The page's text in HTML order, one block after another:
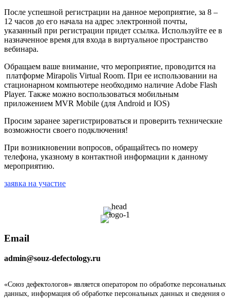
После успешной регистрации на данное мероприятие, за 8 –
12 часов до его начала на адрес электронной почты,
указанный при регистрации придет ссылка. Используйте ее в
назначенное время для входа в виртуальное пространство
вебинара.
Обращаем ваше внимание, что мероприятие, проводится на
платформе Mirapolis Virtual Room. При ее использовании на
стационарном компьютере необходимо наличие Adobe Flash
Player. Также можно воспользоваться мобильным
приложением MVR Mobile (для Android и IOS)
Просим заранее зарегистрироваться и проверить технические
возможности своего подключения!
При возникновении вопросов, обращайтесь по номеру
телефона, указному в контактной информации к данному
мероприятию.
заявка на участие
Email
admin@souz-defectology.ru
«Союз дефектологов» является оператором по обработке персональных
данных, информация об обработке персональных данных и сведения о